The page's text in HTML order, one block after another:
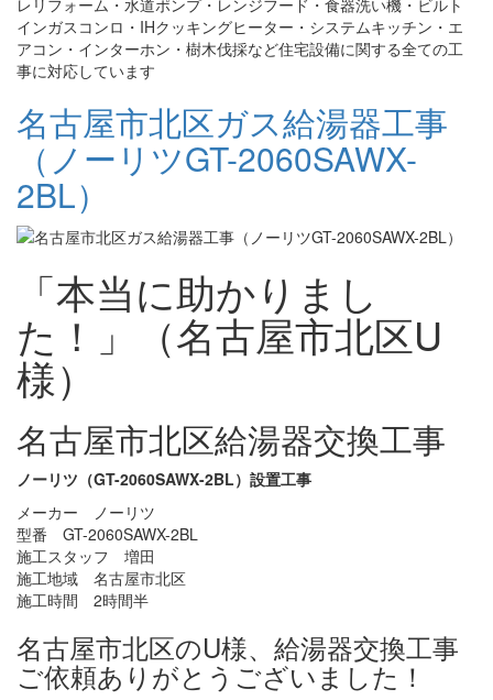
インガスコンロ・IHクッキングヒーター・システムキッチン・エ
アコン・インターホン・樹木伐採など住宅設備に関する全ての工
事に対応しています
名古屋市北区ガス給湯器工事
（ノーリツGT-2060SAWX-
2BL）
「本当に助かりまし
た！」（名古屋市北区U
様）
名古屋市北区給湯器交換工事
ノーリツ（GT-2060SAWX-2BL）設置工事
メーカー ノーリツ
型番 GT-2060SAWX-2BL
施工スタッフ 増田
施工地域 名古屋市北区
施工時間 2時間半
名古屋市北区のU様、給湯器交換工事
ご依頼ありがとうございました！